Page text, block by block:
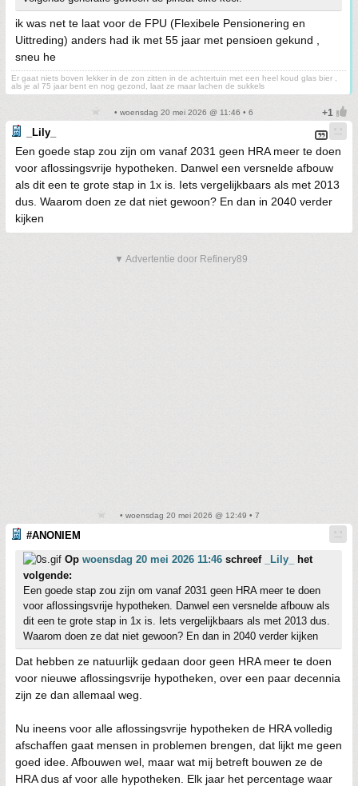
ik was net te laat voor de FPU (Flexibele Pensionering en
Uittreding) anders had ik met 55 jaar met pensioen gekund ,
sneu he
Er gaat niets boven lekker in de zon zitten in de achtertuin met een heel koud glas bier ,
als je al 75 jaar bent en nog gezond, laat ze maar lachen de sukkels
• woensdag 20 mei 2026 @ 11:46 • 6
_Lily_
Een goede stap zou zijn om vanaf 2031 geen HRA meer te doen
voor aflossingsvrije hypotheken. Danwel een versnelde afbouw
als dit een te grote stap in 1x is. Iets vergelijkbaars als met 2013
dus. Waarom doen ze dat niet gewoon? En dan in 2040 verder
kijken
▼ Advertentie door Refinery89
• woensdag 20 mei 2026 @ 12:49 • 7
#ANONIEM
Op woensdag 20 mei 2026 11:46 schreef _Lily_
het
volgende:
Een goede stap zou zijn om vanaf 2031 geen HRA meer te doen
voor aflossingsvrije hypotheken. Danwel een versnelde afbouw als
dit een te grote stap in 1x is. Iets vergelijkbaars als met 2013 dus.
Waarom doen ze dat niet gewoon? En dan in 2040 verder kijken
Dat hebben ze natuurlijk gedaan door geen HRA meer te doen
voor nieuwe aflossingsvrije hypotheken, over een paar decennia
zijn ze dan allemaal weg.
Nu ineens voor alle aflossingsvrije hypotheken de HRA volledig
afschaffen gaat mensen in problemen brengen, dat lijkt me geen
goed idee. Afbouwen wel, maar wat mij betreft bouwen ze de
HRA dus af voor alle hypotheken. Elk jaar het percentage waar